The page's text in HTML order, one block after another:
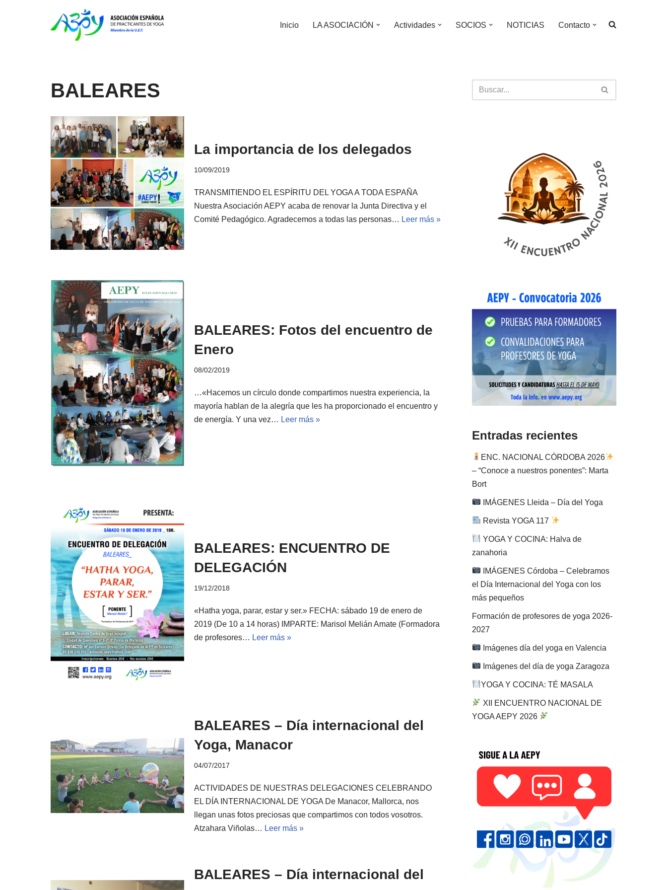
Inicio LA ASOCIACIÓN Actividades SOCIOS NOTICIAS Contacto
BALEARES
La importancia de los delegados
10/09/2019
TRANSMITIENDO EL ESPÍRITU DEL YOGA A TODA ESPAÑA
Nuestra Asociación AEPY acaba de renovar la Junta Directiva y el
Comité Pedagógico. Agradecemos a todas las personas… Leer más »
BALEARES: Fotos del encuentro de
Enero
08/02/2019
…«Hacemos un círculo donde compartimos nuestra experiencia, la
mayoría hablan de la alegría que les ha proporcionado el encuentro y
de energía. Y una vez… Leer más »
BALEARES: ENCUENTRO DE
DELEGACIÓN
19/12/2018
«Hatha yoga, parar, estar y ser.» FECHA: sábado 19 de enero de
2019 (De 10 a 14 horas) IMPARTE: Marisol Melián Amate (Formadora
de profesores… Leer más »
BALEARES – Día internacional del
Yoga, Manacor
04/07/2017
ACTIVIDADES DE NUESTRAS DELEGACIONES CELEBRANDO
EL DÍA INTERNACIONAL DE YOGA De Manacor, Mallorca, nos
llegan unas fotos preciosas que compartimos con todos vosotros.
Atzahara Viñolas… Leer más »
BALEARES – Día internacional del
Entradas recientes
ENC. NACIONAL CÓRDOBA 2026
– “Conoce a nuestros ponentes”: Marta
Bort
IMÁGENES Lleida – Día del Yoga
Revista YOGA 117
YOGA Y COCINA: Halva de
zanahoria
IMÁGENES Córdoba – Celebramos
el Día Internacional del Yoga con los
más pequeños
Formación de profesores de yoga 2026-
2027
Imágenes día del yoga en Valencia
Imágenes del día de yoga Zaragoza
YOGA Y COCINA: TÉ MASALA
XII ENCUENTRO NACIONAL DE
YOGA AEPY 2026